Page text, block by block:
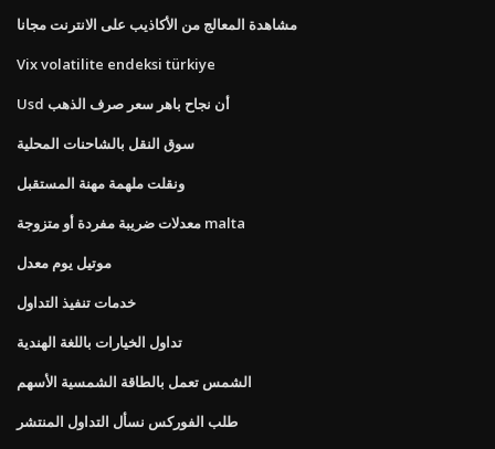
مشاهدة المعالج من الأكاذيب على الانترنت مجانا
Vix volatilite endeksi türkiye
Usd أن نجاح باهر سعر صرف الذهب
سوق النقل بالشاحنات المحلية
ونقلت ملهمة مهنة المستقبل
معدلات ضريبة مفردة أو متزوجة malta
موتيل يوم معدل
خدمات تنفيذ التداول
تداول الخيارات باللغة الهندية
الشمس تعمل بالطاقة الشمسية الأسهم
طلب الفوركس نسأل التداول المنتشر